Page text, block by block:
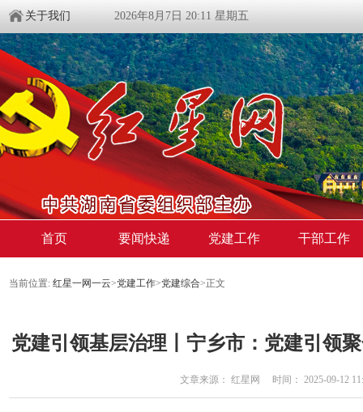
关于我们 2026年8月7日 20:11 星期五
首页 要闻快递 党建工作 干部工作
当前位置: 红星一网一云>党建工作>党建综合>正文
党建引领基层治理丨宁乡市：党建引领
文章来源： 红星网 时间： 2025-09-12